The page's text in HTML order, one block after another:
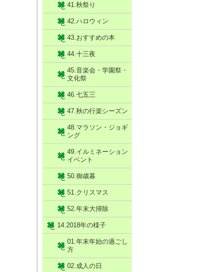
41.秋祭り
42.ハロウィン
43.おすすめの本
44.十三夜
45.音楽会・学園祭・
文化祭
46.七五三
47.秋の行楽シーズン
48.マラソン・ジョギ
ング
49.イルミネーション
イベント
50.御歳暮
51.クリスマス
52.年末大掃除
14.2018年の様子
01.年末年始の過ごし
方
02.成人の日